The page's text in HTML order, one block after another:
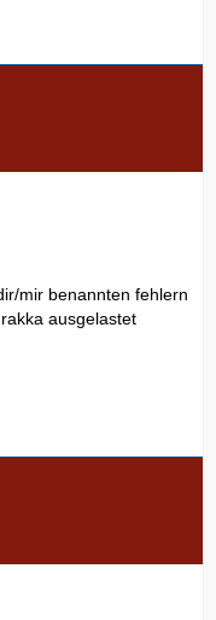
mir benannten fehlern
ausgelastet